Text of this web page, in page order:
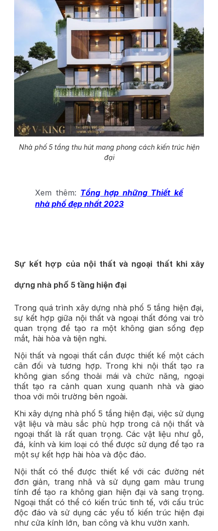
Nhà phố 5 tầng thu hút mang phong cách kiến trúc hiện
đại
Xem thêm: Tổng hợp những Thiết kế
nhà phố đẹp nhất 2023
Sự kết hợp của nội thất và ngoại thất khi xây
dựng nhà phố 5 tầng hiện đại
Trong quá trình xây dựng nhà phố 5 tầng hiện đại,
sự kết hợp giữa nội thất và ngoại thất đóng vai trò
quan trọng để tạo ra một không gian sống đẹp
mắt, hài hòa và tiện nghi.
Nội thất và ngoại thất cần được thiết kế một cách
cân đối và tương hợp. Trong khi nội thất tạo ra
không gian sống thoải mái và chức năng, ngoại
thất tạo ra cảnh quan xung quanh nhà và giao
thoa với môi trường bên ngoài.
Khi xây dựng nhà phố 5 tầng hiện đại, việc sử dụng
vật liệu và màu sắc phù hợp trong cả nội thất và
ngoại thất là rất quan trọng. Các vật liệu như gỗ,
đá, kính và kim loại có thể được sử dụng để tạo ra
một sự kết hợp hài hòa và độc đáo.
Nội thất có thể được thiết kế với các đường nét
đơn giản, trang nhã và sử dụng gam màu trung
tính để tạo ra không gian hiện đại và sang trọng.
Ngoại thất có thể có kiến trúc tinh tế, với cấu trúc
độc đáo và sử dụng các yếu tố kiến trúc hiện đại
như cửa kính lớn, ban công và khu vườn xanh.